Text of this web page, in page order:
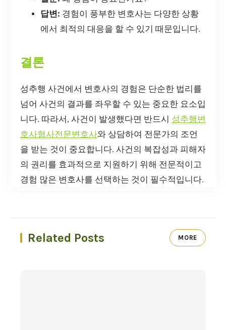
답변: 경험이 풍부한 변호사는 다양한 상황
에서 최적의 대응을 할 수 있기 때문입니다.
결론
성추행 사건에서 변호사의 경험은 단순한 법리를
넘어 사건의 결과를 좌우할 수 있는 중요한 요소입
니다. 따라서, 사건이 발생했다면 반드시 성추행변
호사형사전문변호사와 상담하여 전문가의 조언
을 받는 것이 중요합니다. 사건의 복잡성과 피해자
의 권리를 효과적으로 지원하기 위해 전문적이고
경험 많은 변호사를 선택하는 것이 필수적입니다.
Related Posts MORE